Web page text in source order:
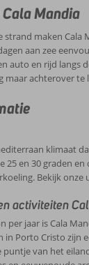
Mandia
strand maken
aan zee
auto en rijd langs
maar achterover te
klimaat
25 en 30 graden
Bekijk
activiteiten
per jaar is Cala
in Porto Cristo
van het